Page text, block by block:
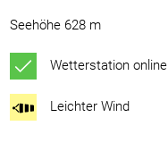
Seehöhe 628 m
Wetterstation online
Leichter Wind